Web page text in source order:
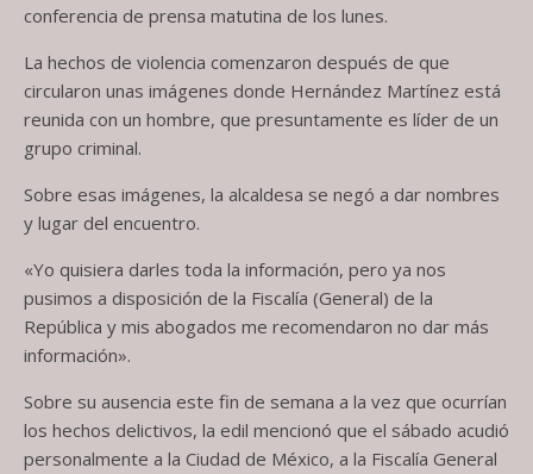
conferencia de prensa matutina de los lunes.
La hechos de violencia comenzaron después de que
circularon unas imágenes donde Hernández Martínez está
reunida con un hombre, que presuntamente es líder de un
grupo criminal.
Sobre esas imágenes, la alcaldesa se negó a dar nombres
y lugar del encuentro.
«Yo quisiera darles toda la información, pero ya nos
pusimos a disposición de la Fiscalía (General) de la
República y mis abogados me recomendaron no dar más
información».
Sobre su ausencia este fin de semana a la vez que ocurrían
los hechos delictivos, la edil mencionó que el sábado acudió
personalmente a la Ciudad de México, a la Fiscalía General